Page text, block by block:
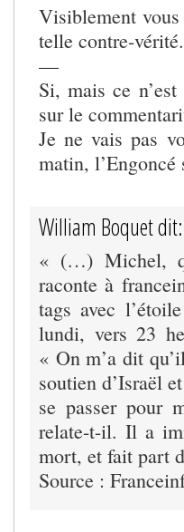
Visiblement vous
telle contre-vérité.
—
Si, mais ce
sur le
Je ne vais pas
matin, l’Engoncé
William Boquet dit:
« (…) Michel,
raconte à
tags avec
lundi, vers 23
« On m’a dit
soutien d’Israël
se passer pour
relate-t-il. Il a
mort, et fait part
Source :